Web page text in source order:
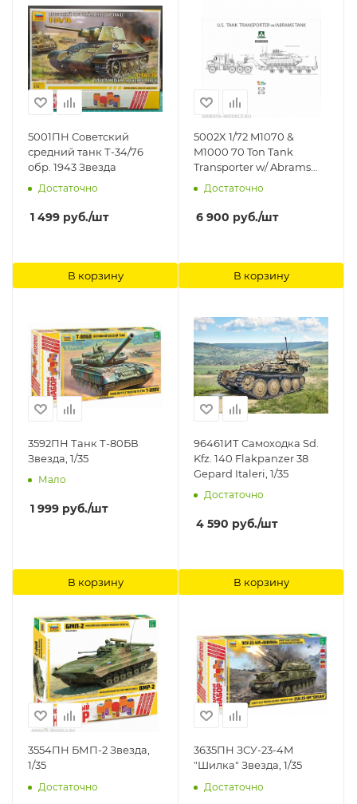
5001ПН Советский
средний танк Т-34/76
обр. 1943 Звезда
Достаточно
1 499 руб./шт
В корзину
5002X 1/72 M1070 &
M1000 70 Ton Tank
Transporter w/ Abrams
TANK Limited Takom
Достаточно
6 900 руб./шт
В корзину
3592ПН Танк Т-80БВ
Звезда, 1/35
Мало
1 999 руб./шт
В корзину
96461ИТ Самоходка Sd.
Kfz. 140 Flakpanzer 38
Gepard Italeri, 1/35
Достаточно
4 590 руб./шт
В корзину
3554ПН БМП-2 Звезда,
1/35
Достаточно
3635ПН ЗСУ-23-4М
"Шилка" Звезда, 1/35
Достаточно